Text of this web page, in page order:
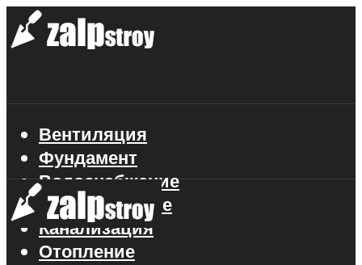
Вентиляция
Фундамент
Водоснабжение
Газоснабжение
Канализация
Отопление